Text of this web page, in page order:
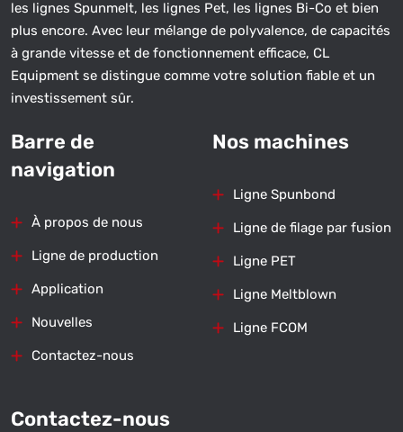
les lignes Spunmelt, les lignes Pet, les lignes Bi-Co et bien
plus encore. Avec leur mélange de polyvalence, de capacités
à grande vitesse et de fonctionnement efficace, CL
Equipment se distingue comme votre solution fiable et un
investissement sûr.
Barre de
navigation
À propos de nous
Ligne de production
Application
Nouvelles
Contactez-nous
Nos machines
Ligne Spunbond
Ligne de filage par fusion
Ligne PET
Ligne Meltblown
Ligne FCOM
Contactez-nous